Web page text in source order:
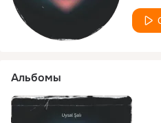
Альбомы